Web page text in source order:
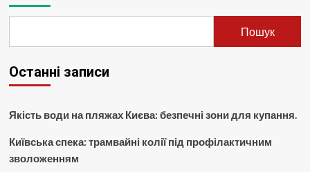
Пошук
Останні записи
Якість води на пляжах Києва: безпечні зони для купання.
Київська спека: трамвайні колії під профілактичним
зволоженням